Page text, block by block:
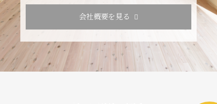
会社概要を見る